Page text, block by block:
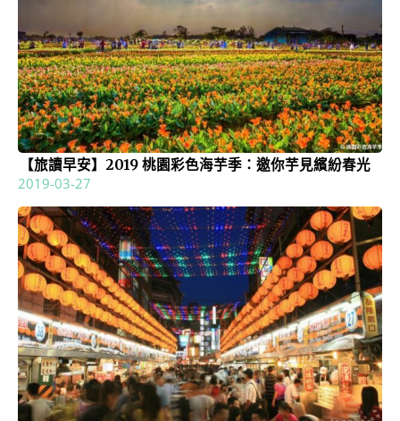
【旅讀早安】2019 桃園彩色海芋季：邀你芋見繽紛春光
2019-03-27